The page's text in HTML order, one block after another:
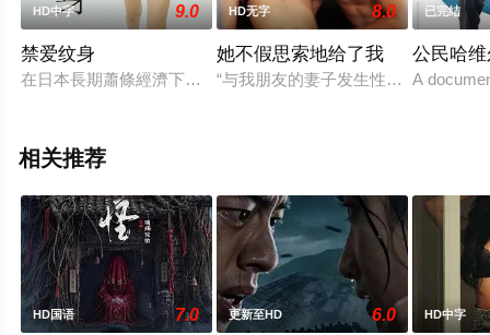
HD中字 9.0
禁爱纹身
在日本長期蕭條經濟下，丈夫好不容易得到一年合約的工作，
HD无字 8.0
她不假思索地给了我
“与我朋友的妻子发生性关系后，我
已完结
公民哈
A
相关推荐
HD国语 7.0 更新至HD 6.0 HD中字